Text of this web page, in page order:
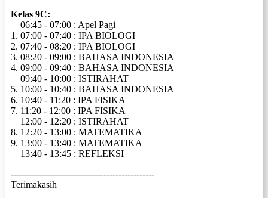
Kelas 9C:
06:45 - 07:00 : Apel Pagi
1. 07:00 - 07:40 : IPA BIOLOGI
2. 07:40 - 08:20 : IPA BIOLOGI
3. 08:20 - 09:00 : BAHASA INDONESIA
4. 09:00 - 09:40 : BAHASA INDONESIA
09:40 - 10:00 : ISTIRAHAT
5. 10:00 - 10:40 : BAHASA INDONESIA
6. 10:40 - 11:20 : IPA FISIKA
7. 11:20 - 12:00 : IPA FISIKA
12:00 - 12:20 : ISTIRAHAT
8. 12:20 - 13:00 : MATEMATIKA
9. 13:00 - 13:40 : MATEMATIKA
13:40 - 13:45 : REFLEKSI
------------------------------------------------
Terimakasih